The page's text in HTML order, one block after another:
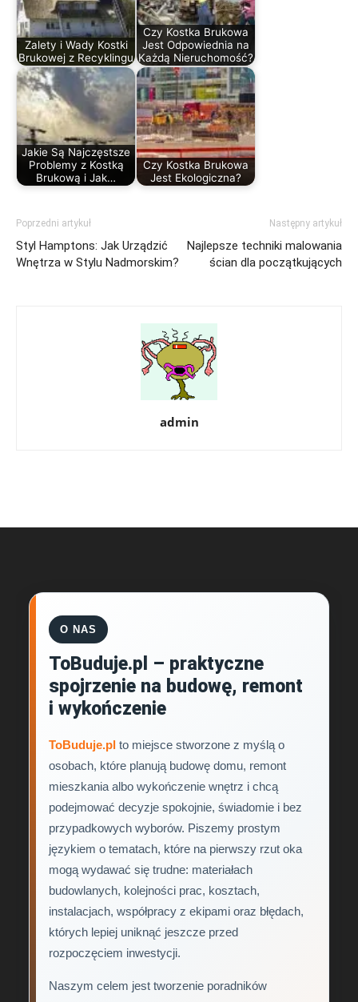
Zalety i Wady Kostki
Brukowej z Recyklingu
Czy Kostka Brukowa
Jest Odpowiednia na
Każdą Nieruchomość?
Jakie Są Najczęstsze
Problemy z Kostką
Brukową i Jak…
Czy Kostka Brukowa
Jest Ekologiczna?
Poprzedni artykuł
Styl Hamptons: Jak Urządzić
Wnętrza w Stylu Nadmorskim?
Następny artykuł
Najlepsze techniki malowania
ścian dla początkujących
admin
O NAS
ToBuduje.pl – praktyczne
spojrzenie na budowę, remont
i wykończenie
ToBuduje.pl to miejsce stworzone z myślą o
osobach, które planują budowę domu, remont
mieszkania albo wykończenie wnętrz i chcą
podejmować decyzje spokojnie, świadomie i bez
przypadkowych wyborów. Piszemy prostym
językiem o tematach, które na pierwszy rzut oka
mogą wydawać się trudne: materiałach
budowlanych, kolejności prac, kosztach,
instalacjach, współpracy z ekipami oraz błędach,
których lepiej uniknąć jeszcze przed
rozpoczęciem inwestycji.
Naszym celem jest tworzenie poradników